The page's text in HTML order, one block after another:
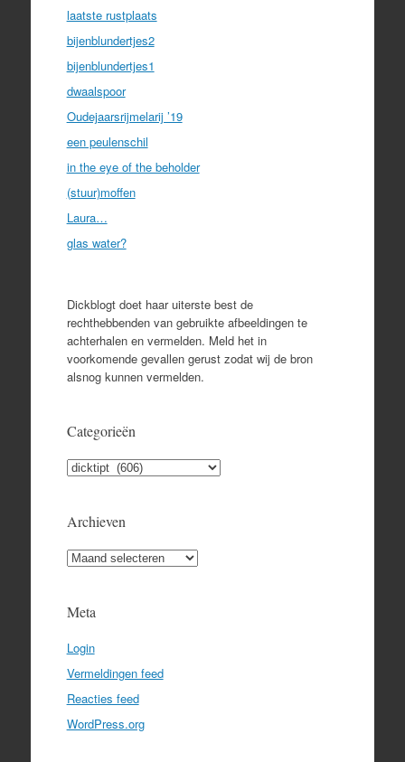
laatste rustplaats
bijenblundertjes2
bijenblundertjes1
dwaalspoor
Oudejaarsrijmelarij ’19
een peulenschil
in the eye of the beholder
(stuur)moffen
Laura…
glas water?
Dickblogt doet haar uiterste best de
rechthebbenden van gebruikte afbeeldingen te
achterhalen en vermelden. Meld het in
voorkomende gevallen gerust zodat wij de bron
alsnog kunnen vermelden.
Categorieën
Categorieën
Archieven
Archieven
Meta
Login
Vermeldingen feed
Reacties feed
WordPress.org